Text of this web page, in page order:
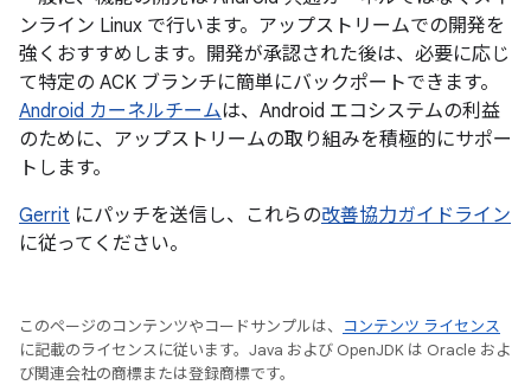
ンライン Linux で行います。アップストリームでの開発を
強くおすすめします。開発が承認された後は、必要に応じ
て特定の ACK ブランチに簡単にバックポートできます。
Android カーネルチームは、Android エコシステムの利益
のために、アップストリームの取り組みを積極的にサポー
トします。
Gerrit にパッチを送信し、これらの改善協力ガイドライン
に従ってください。
このページのコンテンツやコードサンプルは、
コンテンツ ライセンス
に記載のライセンスに従います。Java および OpenJDK は Oracle およ
び関連会社の商標または登録商標です。